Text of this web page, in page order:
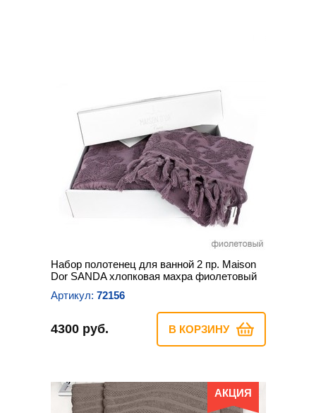
Набор полотенец для ванной 2 пр. Maison
Dor SANDA хлопковая махра фиолетовый
Артикул: 72156
4300 руб. В КОРЗИНУ
АКЦИЯ